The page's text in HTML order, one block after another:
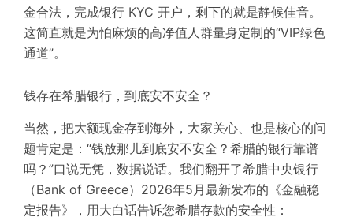
金合法，完成银行 KYC 开户 ，剩下的就是静候佳音。
这简直就是为怕麻烦的高净值人群量身定制的“VIP绿色
通道”。
钱存在希腊银行，到底安不安全？
当然，把大额现金存到海外，大家关心、也是核心的问
题肯定是：“钱放那儿到底安不安全？希腊的银行靠谱
吗？”口说无凭，数据说话。我们翻开了希腊中央银行
（Bank of Greece）2026年5月最新发布的《金融稳
定报告》，用大白话告诉您希腊存款的安全性：